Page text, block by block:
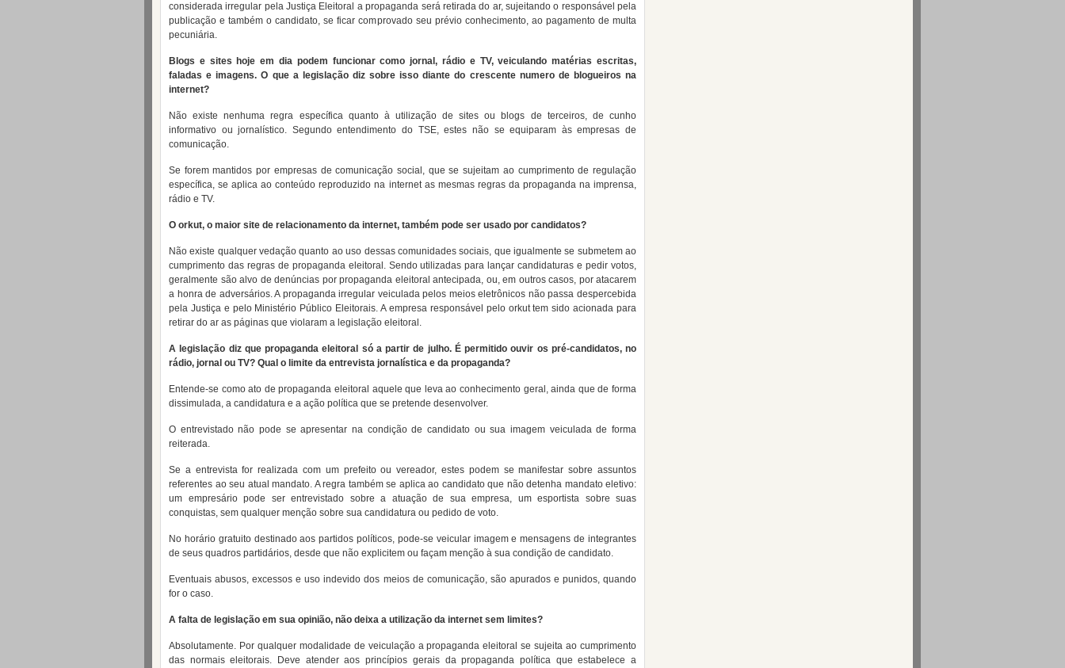
considerada irregular pela Justiça Eleitoral a propaganda será retirada do ar, sujeitando o responsável pela
publicação e também o candidato, se ficar comprovado seu prévio conhecimento, ao pagamento de multa
pecuniária.
Blogs e sites hoje em dia podem funcionar como jornal, rádio e TV, veiculando matérias escritas,
faladas e imagens. O que a legislação diz sobre isso diante do crescente numero de blogueiros na
internet?
Não existe nenhuma regra específica quanto à utilização de sites ou blogs de terceiros, de cunho
informativo ou jornalístico. Segundo entendimento do TSE, estes não se equiparam às empresas de
comunicação.
Se forem mantidos por empresas de comunicação social, que se sujeitam ao cumprimento de regulação
específica, se aplica ao conteúdo reproduzido na internet as mesmas regras da propaganda na imprensa,
rádio e TV.
O orkut, o maior site de relacionamento da internet, também pode ser usado por candidatos?
Não existe qualquer vedação quanto ao uso dessas comunidades sociais, que igualmente se submetem ao
cumprimento das regras de propaganda eleitoral. Sendo utilizadas para lançar candidaturas e pedir votos,
geralmente são alvo de denúncias por propaganda eleitoral antecipada, ou, em outros casos, por atacarem
a honra de adversários. A propaganda irregular veiculada pelos meios eletrônicos não passa despercebida
pela Justiça e pelo Ministério Público Eleitorais. A empresa responsável pelo orkut tem sido acionada para
retirar do ar as páginas que violaram a legislação eleitoral.
A legislação diz que propaganda eleitoral só a partir de julho. É permitido ouvir os pré-candidatos, no
rádio, jornal ou TV? Qual o limite da entrevista jornalística e da propaganda?
Entende-se como ato de propaganda eleitoral aquele que leva ao conhecimento geral, ainda que de forma
dissimulada, a candidatura e a ação política que se pretende desenvolver.
O entrevistado não pode se apresentar na condição de candidato ou sua imagem veiculada de forma
reiterada.
Se a entrevista for realizada com um prefeito ou vereador, estes podem se manifestar sobre assuntos
referentes ao seu atual mandato. A regra também se aplica ao candidato que não detenha mandato eletivo:
um empresário pode ser entrevistado sobre a atuação de sua empresa, um esportista sobre suas
conquistas, sem qualquer menção sobre sua candidatura ou pedido de voto.
No horário gratuito destinado aos partidos políticos, pode-se veicular imagem e mensagens de integrantes
de seus quadros partidários, desde que não explicitem ou façam menção à sua condição de candidato.
Eventuais abusos, excessos e uso indevido dos meios de comunicação, são apurados e punidos, quando
for o caso.
A falta de legislação em sua opinião, não deixa a utilização da internet sem limites?
Absolutamente. Por qualquer modalidade de veiculação a propaganda eleitoral se sujeita ao cumprimento
das normais eleitorais. Deve atender aos princípios gerais da propaganda política que estabelece a